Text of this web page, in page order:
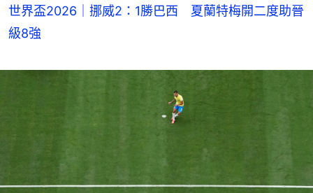
世界盃2026｜挪威2：1勝巴西 夏蘭特梅開二度助晉
級8強